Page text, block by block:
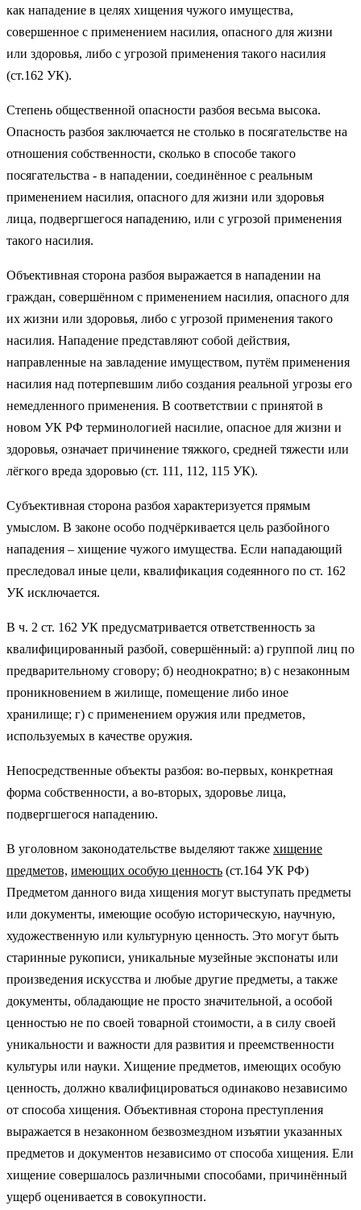
как нападение в целях хищения чужого имущества,
совершенное с применением насилия, опасного для жизни
или здоровья, либо с угрозой применения такого насилия
(ст.162 УК).
Степень общественной опасности разбоя весьма высока.
Опасность разбоя заключается не столько в посягательстве на
отношения собственности, сколько в способе такого
посягательства - в нападении, соединённое с реальным
применением насилия, опасного для жизни или здоровья
лица, подвергшегося нападению, или с угрозой применения
такого насилия.
Объективная сторона разбоя выражается в нападении на
граждан, совершённом с применением насилия, опасного для
их жизни или здоровья, либо с угрозой применения такого
насилия. Нападение представляют собой действия,
направленные на завладение имуществом, путём применения
насилия над потерпевшим либо создания реальной угрозы его
немедленного применения. В соответствии с принятой в
новом УК РФ терминологией насилие, опасное для жизни и
здоровья, означает причинение тяжкого, средней тяжести или
лёгкого вреда здоровью (ст. 111, 112, 115 УК).
Субъективная сторона разбоя характеризуется прямым
умыслом. В законе особо подчёркивается цель разбойного
нападения – хищение чужого имущества. Если нападающий
преследовал иные цели, квалификация содеянного по ст. 162
УК исключается.
В ч. 2 ст. 162 УК предусматривается ответственность за
квалифицированный разбой, совершённый: а) группой лиц по
предварительному сговору; б) неоднократно; в) с незаконным
проникновением в жилище, помещение либо иное
хранилище; г) с применением оружия или предметов,
используемых в качестве оружия.
Непосредственные объекты разбоя: во-первых, конкретная
форма собственности, а во-вторых, здоровье лица,
подвергшегося нападению.
В уголовном законодательстве выделяют также хищение
предметов, имеющих особую ценность (ст.164 УК РФ)
Предметом данного вида хищения могут выступать предметы
или документы, имеющие особую историческую, научную,
художественную или культурную ценность. Это могут быть
старинные рукописи, уникальные музейные экспонаты или
произведения искусства и любые другие предметы, а также
документы, обладающие не просто значительной, а особой
ценностью не по своей товарной стоимости, а в силу своей
уникальности и важности для развития и преемственности
культуры или науки. Хищение предметов, имеющих особую
ценность, должно квалифицироваться одинаково независимо
от способа хищения. Объективная сторона преступления
выражается в незаконном безвозмездном изъятии указанных
предметов и документов независимо от способа хищения. Ели
хищение совершалось различными способами, причинённый
ущерб оценивается в совокупности.